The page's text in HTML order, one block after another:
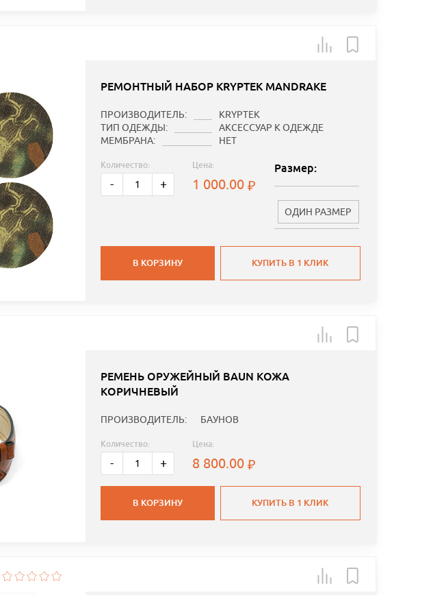
РЕМОНТНЫЙ НАБОР KRYPTEK MANDRAKE
ПРОИЗВОДИТЕЛЬ:
KRYPTEK
ТИП ОДЕЖДЫ:
АКСЕССУАР К ОДЕЖДЕ
МЕМБРАНА:
НЕТ
Количество:
- +
Цена:
1 000.00
Размер:
ОДИН РАЗМЕР
В КОРЗИНУ КУПИТЬ В 1 КЛИК
РЕМЕНЬ ОРУЖЕЙНЫЙ BAUN КОЖА
КОРИЧНЕВЫЙ
ПРОИЗВОДИТЕЛЬ: БАУНОВ
Количество:
- +
Цена:
8 800.00
В КОРЗИНУ КУПИТЬ В 1 КЛИК